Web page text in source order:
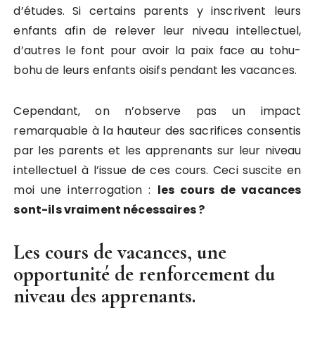
d’études. Si certains parents y inscrivent leurs
enfants afin de relever leur niveau intellectuel,
d’autres le font pour avoir la paix face au tohu-
bohu de leurs enfants oisifs pendant les vacances.
Cependant, on n’observe pas un impact
remarquable à la hauteur des sacrifices consentis
par les parents et les apprenants sur leur niveau
intellectuel à l’issue de ces cours. Ceci suscite en
moi une interrogation : les cours de vacances
sont-ils vraiment nécessaires ?
Les cours de vacances, une
opportunité de renforcement du
niveau des apprenants.